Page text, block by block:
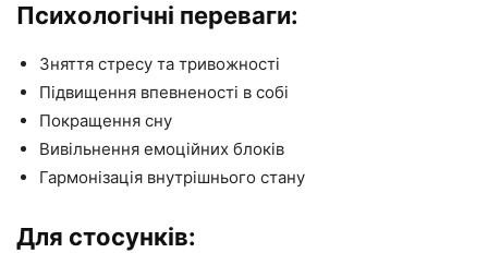
Психологічні переваги:
Зняття стресу та тривожності
Підвищення впевненості в собі
Покращення сну
Вивільнення емоційних блоків
Гармонізація внутрішнього стану
Для стосунків: